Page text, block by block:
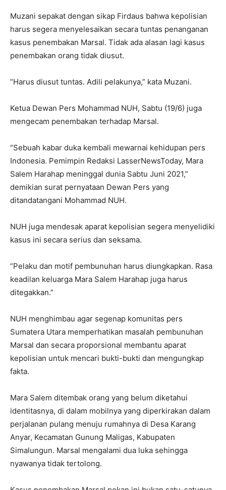
Muzani sepakat dengan sikap Firdaus bahwa kepolisian
harus segera menyelesaikan secara tuntas penanganan
kasus penembakan Marsal. Tidak ada alasan lagi kasus
penembakan orang tidak diusut.
“Harus diusut tuntas. Adili pelakunya,” kata Muzani.
Ketua Dewan Pers Mohammad NUH, Sabtu (19/6) juga
mengecam penembakan terhadap Marsal.
“Sebuah kabar duka kembali mewarnai kehidupan pers
Indonesia. Pemimpin Redaksi LasserNewsToday, Mara
Salem Harahap meninggal dunia Sabtu Juni 2021,”
demikian surat pernyataan Dewan Pers yang
ditandatangani Mohammad NUH.
NUH juga mendesak aparat kepolisian segera menyelidiki
kasus ini secara serius dan seksama.
“Pelaku dan motif pembunuhan harus diungkapkan. Rasa
keadilan keluarga Mara Salem Harahap juga harus
ditegakkan.”
NUH menghimbau agar segenap komunitas pers
Sumatera Utara memperhatikan masalah pembunuhan
Marsal dan secara proporsional membantu aparat
kepolisian untuk mencari bukti-bukti dan mengungkap
fakta.
Mara Salem ditembak orang yang belum diketahui
identitasnya, di dalam mobilnya yang diperkirakan dalam
perjalanan pulang menuju rumahnya di Desa Karang
Anyar, Kecamatan Gunung Maligas, Kabupaten
Simalungun. Marsal mengalami dua luka sehingga
nyawanya tidak tertolong.